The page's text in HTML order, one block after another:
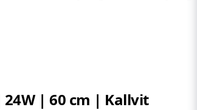
| 60 cm | Kallvit